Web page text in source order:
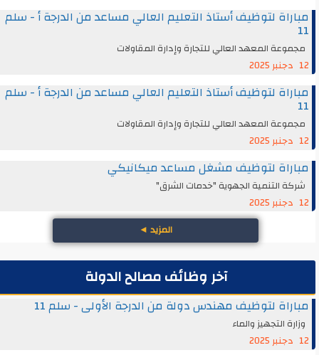
مباراة لتوظيف أستاذ التعليم العالي مساعد من الدرجة أ - سلم
11
مجموعة المعهد العالي للتجارة وإدارة المقاولات
12 دجنبر 2025
مباراة لتوظيف أستاذ التعليم العالي مساعد من الدرجة أ - سلم
11
مجموعة المعهد العالي للتجارة وإدارة المقاولات
12 دجنبر 2025
مباراة لتوظيف مشغل مساعد ميكانيكي
شركة التنمية الجهوية "خدمات الشرق"
12 دجنبر 2025
المزيد◄
آخر وظائف مصالح الدولة
مباراة لتوظيف مهندس دولة من الدرجة الأولى - سلم 11
وزارة التجهيز والماء
12 دجنبر 2025